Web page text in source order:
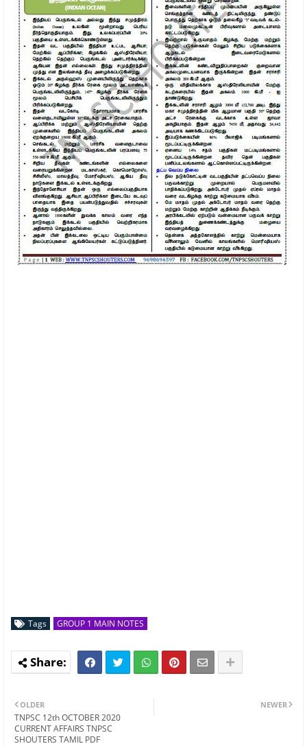
Tags GROUP 1 MAIN NOTES
NEWER
OLDER
TNPSC 12th OCTOBER 2020
CURRENT AFFAIRS TNPSC
SHOUTERS TAMIL PDF